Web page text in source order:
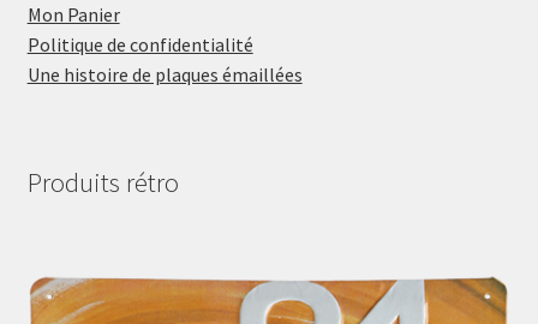
Mon Panier
Politique de confidentialité
Une histoire de plaques émaillées
Produits rétro